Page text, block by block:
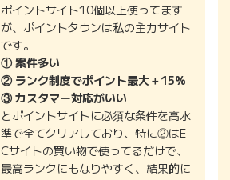
ポイントサイト10個以上使ってます
が、ポイントタウンは私の主力サイト
です。
① 案件多い
② ランク制度でポイント最大＋15%
③ カスタマー対応がいい
とポイントサイトに必須な条件を高水
準で全てクリアしており、特に②はE
Cサイトの買い物で使ってるだけで、
最高ランクにもなりやすく、結果的に